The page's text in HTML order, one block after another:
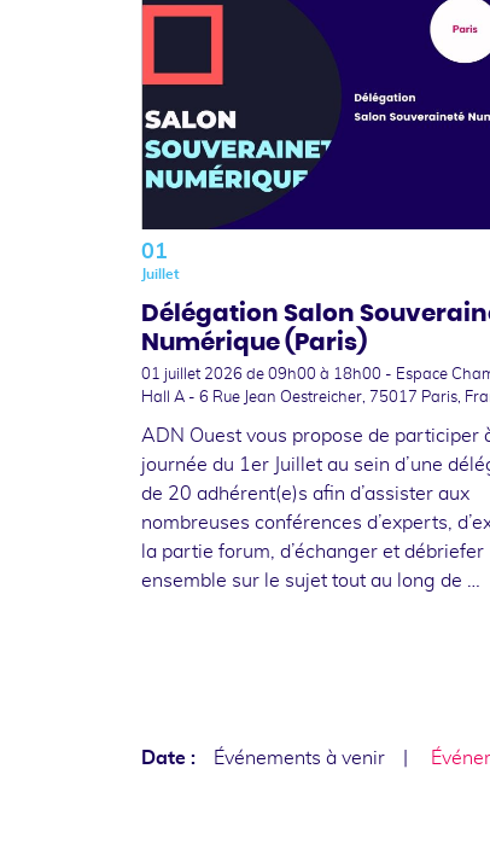
01
Juillet
Délégation Salon
Numérique (Paris)
01 juillet 2026 de 09h00 à 18h00 - Espace
Hall A - 6 Rue Jean Oestreicher, 75017 Paris,
ADN Ouest vous propose de participer
journée du 1er Juillet au sein d’une
de 20 adhérent(e)s afin d’assister aux
nombreuses conférences d’experts,
la partie forum, d’échanger et débriefer
ensemble sur le sujet tout au long de …
Date : Événements à venir